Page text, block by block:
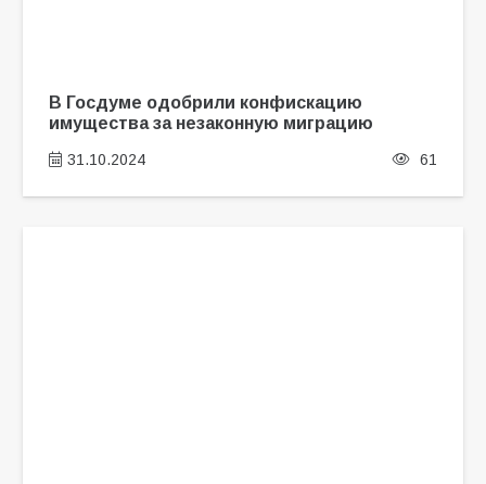
В Госдуме одобрили конфискацию
имущества за незаконную миграцию
31.10.2024 61